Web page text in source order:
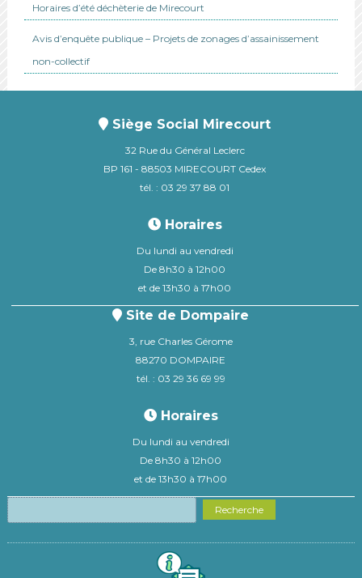
Horaires d’été déchèterie de Mirecourt
Avis d’enquête publique – Projets de zonages d’assainissement
non-collectif
Siège Social Mirecourt
32 Rue du Général Leclerc
BP 161 - 88503 MIRECOURT Cedex
tél. : 03 29 37 88 01
Horaires
Du lundi au vendredi
De 8h30 à 12h00
et de 13h30 à 17h00
Site de Dompaire
3, rue Charles Gérome
88270 DOMPAIRE
tél. : 03 29 36 69 99
Horaires
Du lundi au vendredi
De 8h30 à 12h00
et de 13h30 à 17h00
Recherche